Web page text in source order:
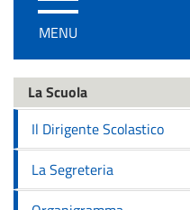
/
disattiva
navigazione
MENU
La Scuola
Il Dirigente Scolastico
La Segreteria